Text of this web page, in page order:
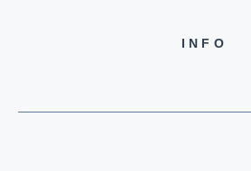
INFO